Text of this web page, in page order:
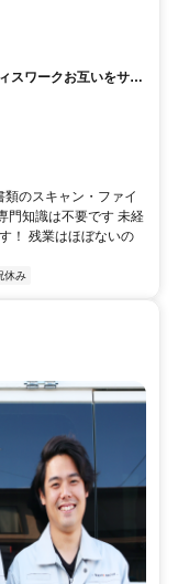
スワークお互いをサポ
のスキャン・ファイ
門知識は不要です 未経
！ 残業はほぼないの
休み